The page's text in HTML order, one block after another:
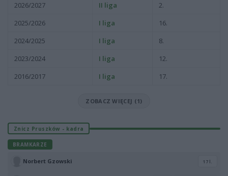
2026/2027 II liga
2.
2025/2026
I liga
16.
2024/2025
I liga
8.
2023/2024
I liga
12.
2016/2017
I liga 17.
ZOBACZ WIĘCEJ (1)
Znicz Pruszków - kadra
BRAMKARZE
Norbert Gzowski 17 l.